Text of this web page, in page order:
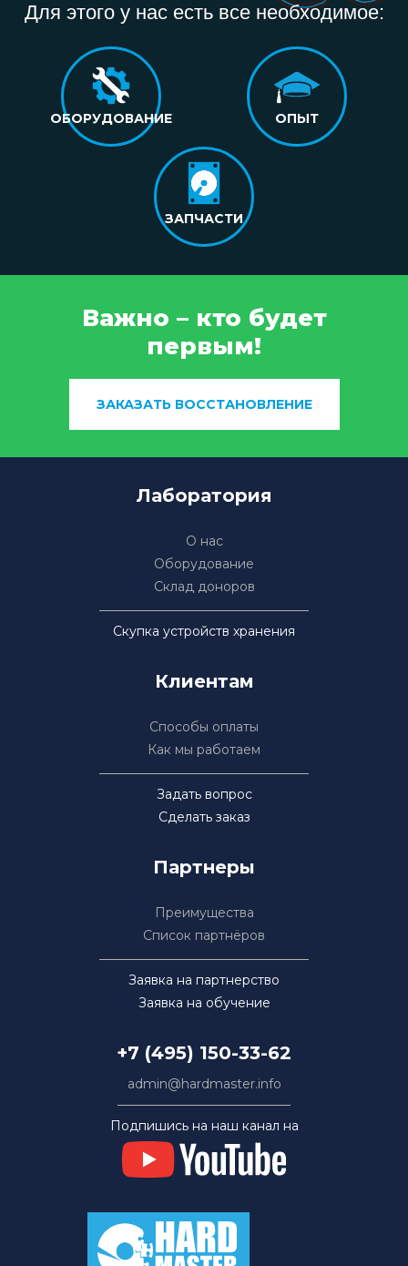
Для этого у нас есть все необходимое:
ОБОРУДОВАНИЕ ОПЫТ
ЗАПЧАСТИ
Важно – кто будет
первым!
ЗАКАЗАТЬ ВОССТАНОВЛЕНИЕ
Лаборатория
О нас
Оборудование
Склад доноров
Скупка устройств хранения
Клиентам
Способы оплаты
Как мы работаем
Задать вопрос
Сделать заказ
Партнеры
Преимущества
Список партнёров
Заявка на партнерство
Заявка на обучение
+7 (495) 150-33-62
admin@hardmaster.info
Подпишись на наш канал на